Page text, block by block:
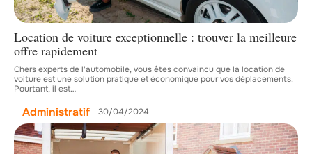
Location de voiture exceptionnelle : trouver la meilleure
offre rapidement
Chers experts de l'automobile, vous êtes convaincu que la location de
voiture est une solution pratique et économique pour vos déplacements.
Pourtant, il est…
Administratif 30/04/2024